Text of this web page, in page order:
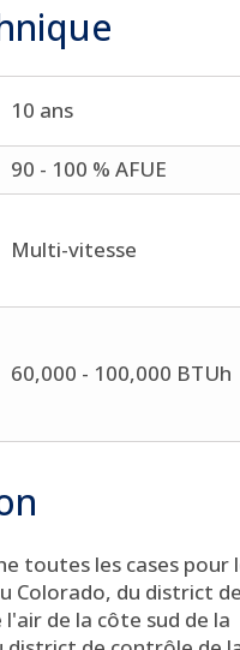
10 ans
90 - 100 % AFUE
Multi-vitesse
60,000 - 100,000 BTUh
toutes les cases pour
Colorado, du district
de la côte sud de la